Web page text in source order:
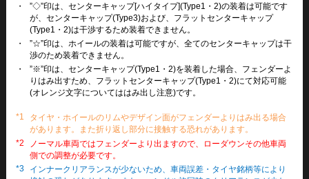
・
”◇”印は、センターキャップ[ハイタイプ](Type1・2)の装着は可能です
が、センターキャップ(Type3)および、フラットセンターキャップ
(Type1・2)は干渉するため装着できません。
・
”☆”印は、ホイールの装着は可能ですが、全てのセンターキャップは干
渉のため装着できません。
・
”※”印は、センターキャップ(Type1・2)を装着した場合、フェンダーよ
りはみ出すため、フラットセンターキャップ(Type1・2)にて対応可能
(オレンジ文字についてははみ出し注意)です。
*1
タイヤ・ホイールのリムやデザイン面がフェンダーよりはみ出る場合
があります。また折り返し部分に接触する恐れがあります。
*2
ノーマル車両ではフェンダーより出ますので、ローダウンその他車両
側での調整が必要です。
*3
インナークリアランスが少ないため、車両誤差・タイヤ銘柄等により